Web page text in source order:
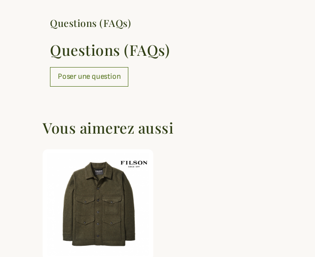
Questions (FAQs)
Questions (FAQs)
Poser une question
Vous aimerez aussi